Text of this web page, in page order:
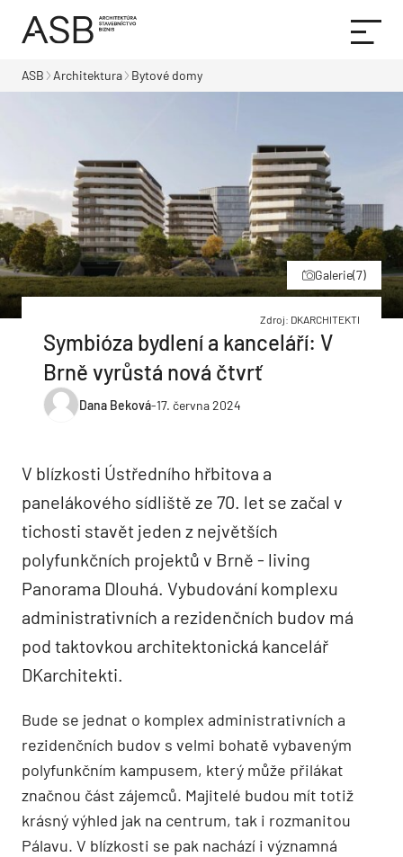
ASB Architektura Bytové domy
Galerie(7)
Zdroj: DKARCHITEKTI
Symbióza bydlení a kanceláří: V
Brně vyrůstá nová čtvrť
Dana Beková-17. června 2024
V blízkosti Ústředního hřbitova a
panelákového sídliště ze 70. let se začal v
tichosti stavět jeden z největších
polyfunkčních projektů v Brně - living
Panorama Dlouhá. Vybudování komplexu
administrativních a rezidenčních budov má
pod taktovkou architektonická kancelář
DKarchitekti.
Bude se jednat o komplex administrativních a
rezidenčních budov s velmi bohatě vybaveným
polyfunkčním kampusem, který může přilákat
značnou část zájemců. Majitelé budou mít totiž
krásný výhled jak na centrum, tak i rozmanitou
Pálavu. V blízkosti se pak nachází i významná